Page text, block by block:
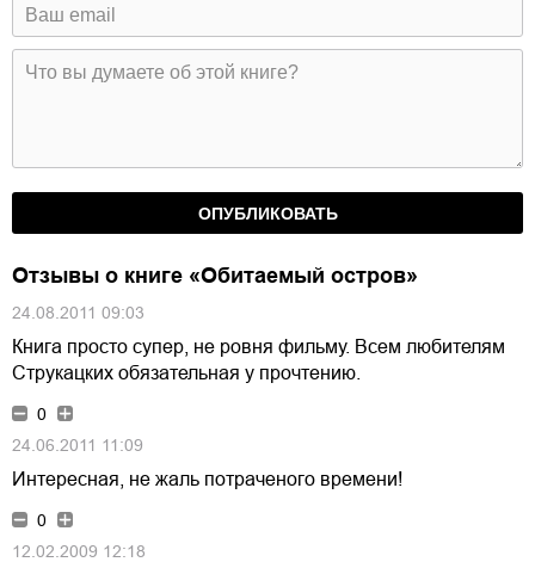
Отзывы о книге «Обитаемый остров»
24.08.2011 09:03
Книга просто супер, не ровня фильму. Всем любителям
Струкацких обязательная у прочтению.
0
24.06.2011 11:09
Интересная, не жаль потраченого времени!
0
12.02.2009 12:18